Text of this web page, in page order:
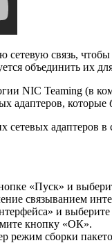
сетевую связь,
объединить их
NIC Teaming (в
которые
сетевых
«Пуск» и
связыванием
и выберите
кнопку «ОК».
режим сборки